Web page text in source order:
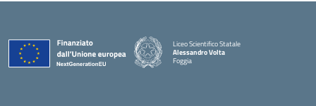
Liceo Scientifico Statale
Alessandro Volta
Foggia
— Visita la pagina iniziale della scuola